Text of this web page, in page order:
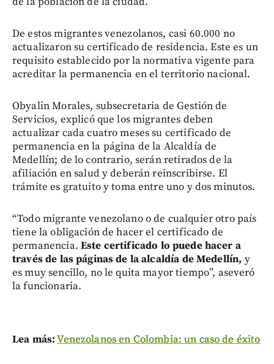
De estos migrantes venezolanos, casi 60.000 no
actualizaron su certificado de residencia. Este es un
requisito establecido por la normativa vigente para
acreditar la permanencia en el territorio nacional.
Obyalin Morales, subsecretaria de Gestión de
Servicios, explicó que los migrantes deben
actualizar cada cuatro meses su certificado de
permanencia en la página de la Alcaldía de
Medellín; de lo contrario, serán retirados de la
afiliación en salud y deberán reinscribirse. El
trámite es gratuito y toma entre uno y dos minutos.
“Todo migrante venezolano o de cualquier otro país
tiene la obligación de hacer el certificado de
permanencia. Este certificado lo puede hacer a
través de las páginas de la alcaldía de Medellín, y
es muy sencillo, no le quita mayor tiempo”, aseveró
la funcionaria.
Lea más:Venezolanos en Colombia: un caso de éxito